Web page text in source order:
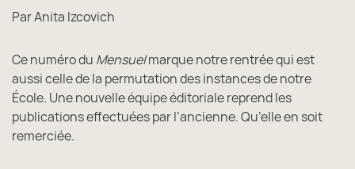
Par Anita Izcovich
Ce numéro du Mensuelmarque notre rentrée qui est
aussi celle de la permutation des instances de notre
École. Une nouvelle équipe éditoriale reprend les
publications effectuées par l’ancienne. Qu’elle en soit
remerciée.